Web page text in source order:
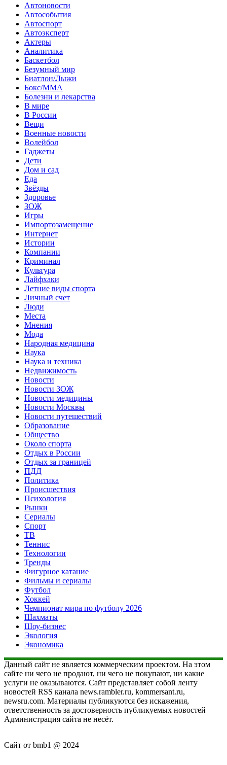
Автоновости
Автособытия
Автоспорт
Автоэксперт
Актеры
Аналитика
Баскетбол
Безумный мир
Биатлон/Лыжи
Бокс/MMA
Болезни и лекарства
В мире
В России
Вещи
Военные новости
Волейбол
Гаджеты
Дети
Дом и сад
Еда
Звёзды
Здоровье
ЗОЖ
Игры
Импортозамещение
Интернет
Истории
Компании
Криминал
Культура
Лайфхаки
Летние виды спорта
Личный счет
Люди
Места
Мнения
Мода
Народная медицина
Наука
Наука и техника
Недвижимость
Новости
Новости ЗОЖ
Новости медицины
Новости Москвы
Новости путешествий
Образование
Общество
Около спорта
Отдых в России
Отдых за границей
ПДД
Политика
Происшествия
Психология
Рынки
Сериалы
Спорт
ТВ
Теннис
Технологии
Тренды
Фигурное катание
Фильмы и сериалы
Футбол
Хоккей
Чемпионат мира по футболу 2026
Шахматы
Шоу-бизнес
Экология
Экономика
Данный сайт не является коммерческим проектом. На этом
сайте ни чего не продают, ни чего не покупают, ни какие
услуги не оказываются. Сайт представляет собой ленту
новостей RSS канала news.rambler.ru, kommersant.ru,
newsru.com. Материалы публикуются без искажения,
ответственность за достоверность публикуемых новостей
Администрация сайта не несёт.
Сайт от bmb1 @ 2024